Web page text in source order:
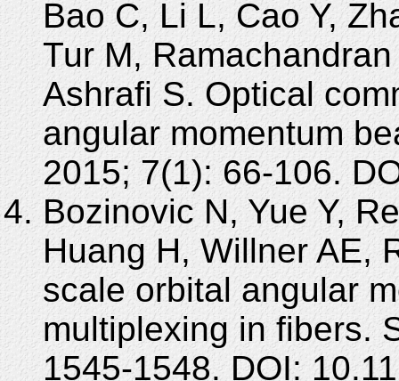
Bao C, Li L, Cao Y,
Tur M,
Ashrafi S. Optical
angular momentum
2015; 7(1): 66-106.
Bozinovic N, Yue Y,
Huang H, Willner AE,
scale orbital angular
multiplexing in fibers.
1545-1548. DOI: